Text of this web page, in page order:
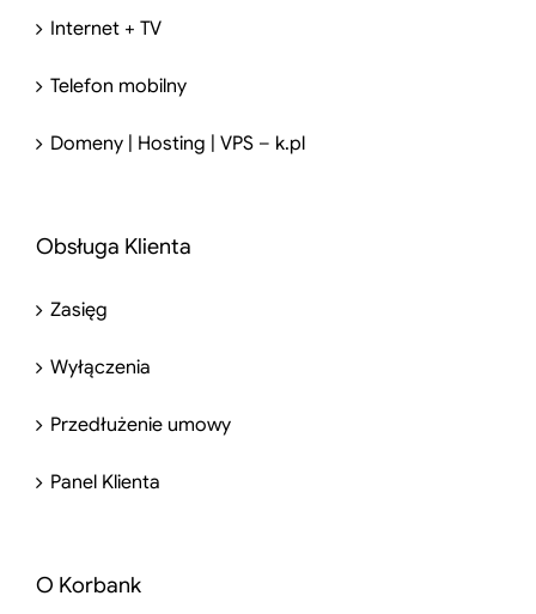
Internet + TV
Telefon mobilny
Domeny | Hosting | VPS – k.pl
Obsługa Klienta
Zasięg
Wyłączenia
Przedłużenie umowy
Panel Klienta
O Korbank